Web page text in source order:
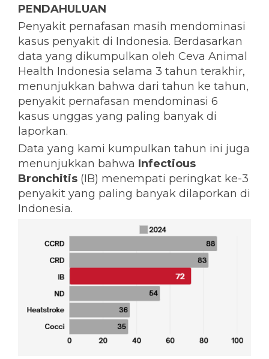
PENDAHULUAN
Penyakit pernafasan masih mendominasi
kasus penyakit di Indonesia. Berdasarkan
data yang dikumpulkan oleh Ceva Animal
Health Indonesia selama 3 tahun terakhir,
menunjukkan bahwa dari tahun ke tahun,
penyakit pernafasan mendominasi 6
kasus unggas yang paling banyak di
laporkan.
Data yang kami kumpulkan tahun ini juga
menunjukkan bahwa Infectious
Bronchitis (IB) menempati peringkat ke-3
penyakit yang paling banyak dilaporkan di
Indonesia.